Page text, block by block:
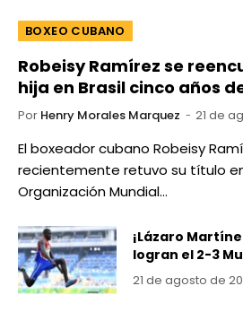
BOXEO CUBANO
Robeisy Ramírez se
hija en Brasil cinco años
Por Henry Morales Marquez 21 de
El boxeador cubano Robeisy
recientemente retuvo su título
Organización Mundial…
¡Lázaro
logran el 2-3
21 de agosto de